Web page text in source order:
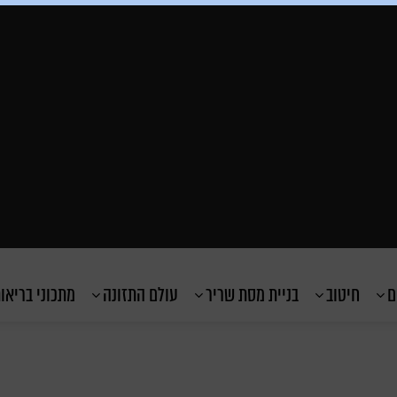
חיטוב בניית מסת שריר עולם התזונה מתכוני